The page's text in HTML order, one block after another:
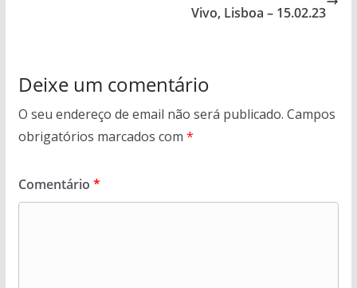
Vivo, Lisboa – 15.02.23
Deixe um comentário
O seu endereço de email não será publicado. Campos
obrigatórios marcados com *
Comentário *